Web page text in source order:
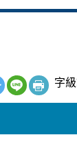
、新竹縣、
江縣局部地
北山區有局
區請慎防坍
字